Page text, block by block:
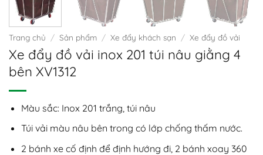
Trang chủ / Sản phẩm / Xe đẩy khách sạn / Xe đẩy đồ vải
Xe đẩy đồ vải inox 201 túi nâu giằng 4
bên XV1312
Màu sắc: Inox 201 trắng, túi nâu
Túi vải màu nâu bên trong có lớp chống thấm nước.
2 bánh xe cố định để định hướng đi, 2 bánh xoay 360